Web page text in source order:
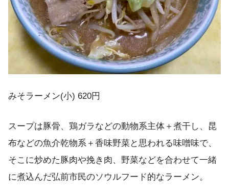
みそラーメン(小) 620円
スープは豚骨、鶏ガラなどの動物系主体＋煮干し、昆
布などの魚介乾物系＋香味野菜と思われる味噌味で、
そこに炒めた豚肉や挽き肉、野菜などを合わせて一緒
に煮込んだ弘前市民のソウルフード的なラーメン。